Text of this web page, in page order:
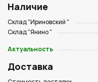
Наличие
Склад "Ириновский "
Склад "Янино "
Актуальность
Доставка